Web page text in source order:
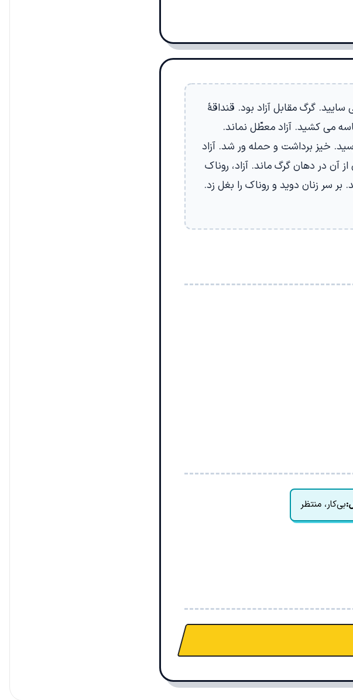
گرگ مقابل آزاد بود. قنداقۀ
می کشید. آزاد معطّل نماند.
خیز برداشت و حمله ور شد. آزاد
آن در دهان گرگ ماند. آزاد، روناک
سر زنان دوید و روناک را بغل زد.
بی‌کار، منتظر